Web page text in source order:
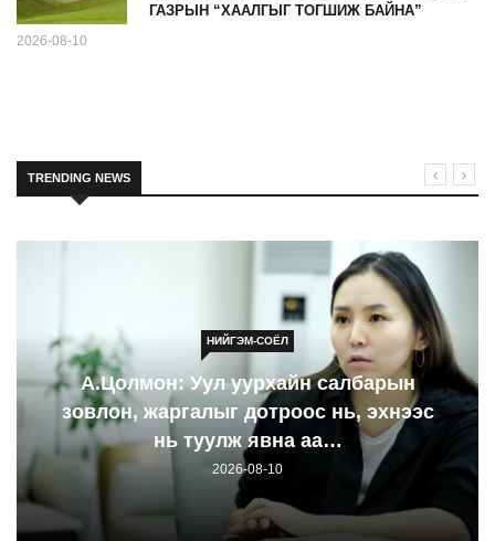
ГАЗРЫН “ХААЛГЫГ ТОГШИЖ БАЙНА”
2026-08-10
TRENDING NEWS
НИЙГЭМ-СОЁЛ
А.Цолмон: Уул уурхайн салбарын
зовлон, жаргалыг дотроос нь, эхнээс
нь туулж явна аа…
2026-08-10